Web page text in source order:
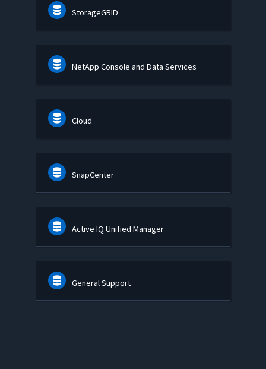
StorageGRID
NetApp Console and Data Services
Cloud
SnapCenter
Active IQ Unified Manager
General Support